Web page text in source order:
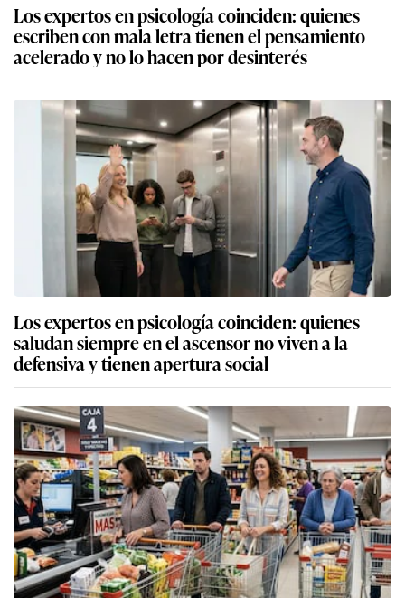
Los expertos en psicología coinciden: quienes
escriben con mala letra tienen el pensamiento
acelerado y no lo hacen por desinterés
Los expertos en psicología coinciden: quienes
saludan siempre en el ascensor no viven a la
defensiva y tienen apertura social